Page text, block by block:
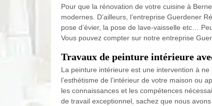
Pour que la rénovation de votre cuisine à
modernes. D’ailleurs, l’entreprise Guerdener
pose d’évier, la pose de lave-vaisselle etc…
Vous pouvez compter sur notre entreprise
Travaux de peinture intérieure
La peinture intérieure est une intervention à
l’esthétisme de l’intérieur de votre maison ou
les connaissances et les compétences
de travail exceptionnel, sachez que nous